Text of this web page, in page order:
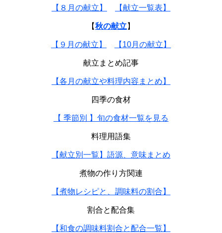
【８月の献立】 【献立一覧表】
【秋の献立 】
【９月の献立】 【10月の献立】
献立まとめ記事
【各月の献立や料理内容まとめ】
四季の食材
【 季節別 】旬の食材一覧を見る
料理用語集
【献立別一覧】語源、意味まとめ
煮物の作り方関連
【煮物レシピと、調味料の割合】
割合と配合集
【和食の調味料割合と配合一覧】